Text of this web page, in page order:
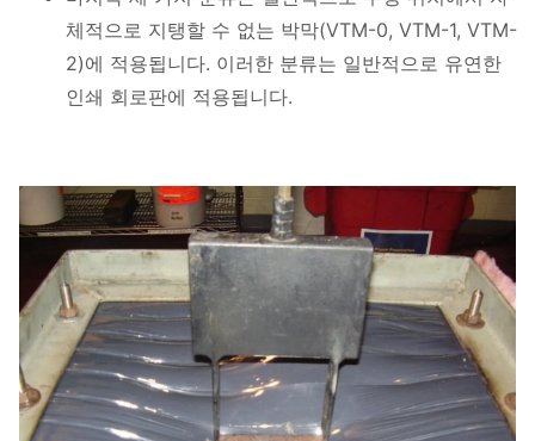
체적으로 지탱할 수 없는 박막(VTM-0, VTM-1, VTM-
2)에 적용됩니다. 이러한 분류는 일반적으로 유연한
인쇄 회로판에 적용됩니다.